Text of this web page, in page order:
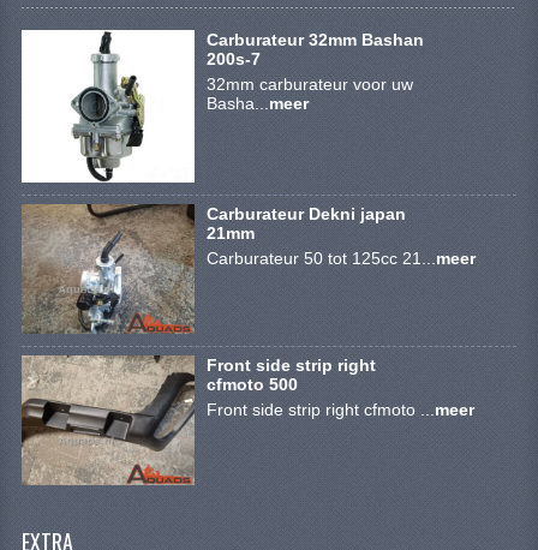
ELECTRONICA
KABELS
MOTOR ONDERDELEN
REM SYSTEEM
STUUR INRICHTING
TANDWIELEN EN KETTING
Carburateur 32mm Bashan
200s-7
32mm carburateur voor uw
Basha... meer
Carburateur Dekni japan
21mm
Carburateur 50 tot 125cc 21... meer
Front side strip right
cfmoto 500
Front side strip right cfmoto ... meer
EXTRA